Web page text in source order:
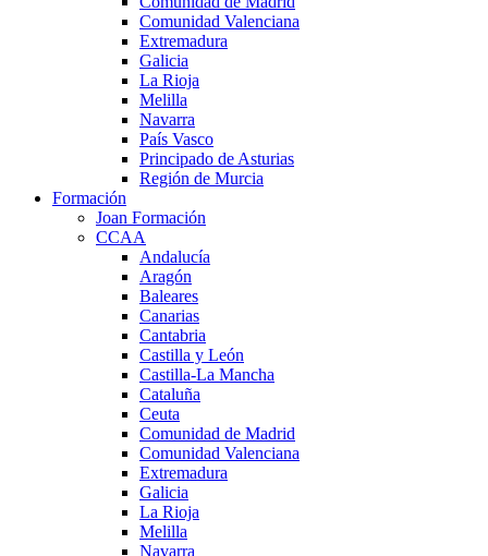
Comunidad Valenciana
Extremadura
Galicia
La Rioja
Melilla
Navarra
País Vasco
Principado de Asturias
Región de Murcia
Formación
Joan Formación
CCAA
Andalucía
Aragón
Baleares
Canarias
Cantabria
Castilla y León
Castilla-La Mancha
Cataluña
Ceuta
Comunidad de Madrid
Comunidad Valenciana
Extremadura
Galicia
La Rioja
Melilla
Navarra